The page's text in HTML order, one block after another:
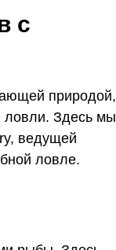
с
природой,
ловли. Здесь мы
ведущей
ловле.